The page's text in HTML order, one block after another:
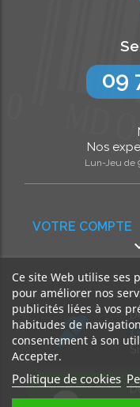
VOTRE COMPTE
09
Nos
Lun-Jeu de
Ce site Web utilise ses
pour améliorer nos
publicités liées à vos
habitudes de
consentement à son
Accepter.
Politique de cookies